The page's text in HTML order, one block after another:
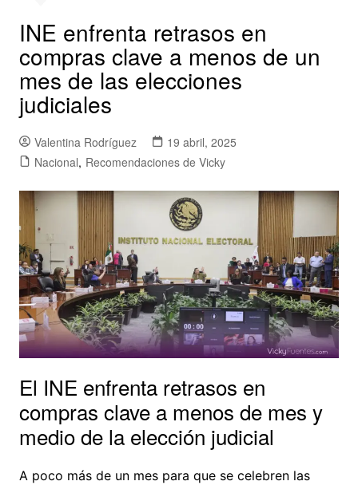
INE enfrenta retrasos en
compras clave a menos de un
mes de las elecciones
judiciales
Valentina Rodríguez
19 abril, 2025
Nacional, Recomendaciones de Vicky
El INE enfrenta retrasos en
compras clave a menos de mes y
medio de la elección judicial
A poco más de un mes para que se celebren las